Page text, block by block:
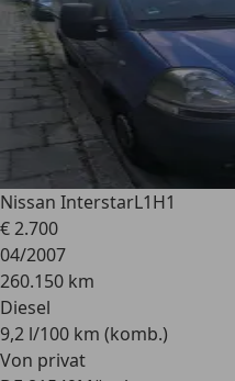
Nissan InterstarL1H1
€ 2.700
04/2007
260.150 km
Diesel
9,2 l/100 km (komb.)
Von privat